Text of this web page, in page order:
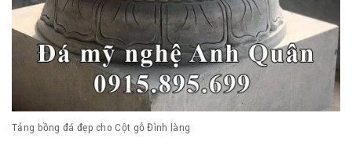
Tảng bồng đá đẹp cho Cột gỗ Đình làng